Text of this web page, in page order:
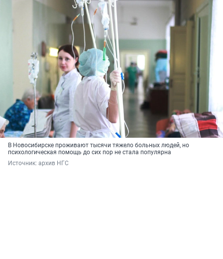
В Новосибирске проживают тысячи тяжело больных людей, но
психологическая помощь до сих пор не стала популярна
Источник: архив НГС